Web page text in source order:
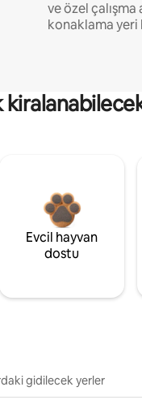
ve özel
konaklama yeri
Evcil hayvan
dostu
gidilecek yerler